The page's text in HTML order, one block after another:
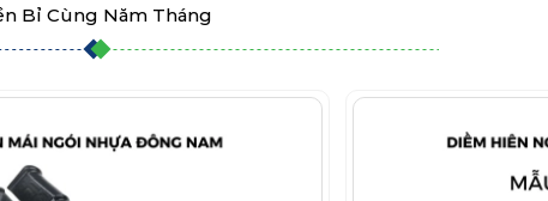
Bỉ Cùng Năm Tháng